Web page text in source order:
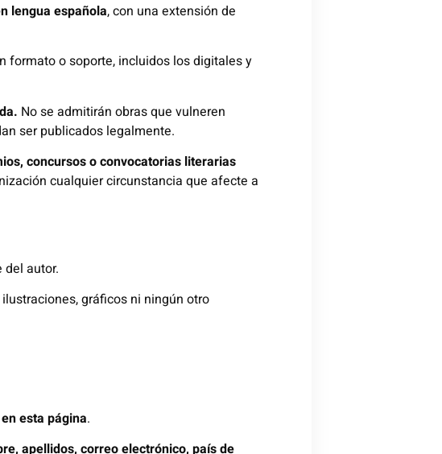
lengua española, con una extensión de
formato o soporte, incluidos los digitales y
No se admitirán obras que vulneren
ser publicados legalmente.
concursos o convocatorias literarias
cualquier circunstancia que afecte a
del autor.
gráficos ni ningún otro
esta página.
apellidos, correo electrónico, país de